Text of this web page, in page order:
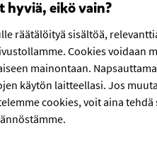
hyviä, eikö vain?
räätälöityä sisältöä,
Cookies voidaan
mainontaan.
käytön laitteellasi. Jos
cookies, voit aina tehdä